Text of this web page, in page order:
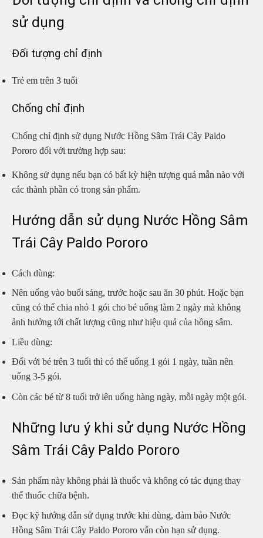
sử dụng
Đối tượng chỉ định
Trẻ em trên 3 tuổi
Chống chỉ định
Chống chỉ định sử dụng Nước Hồng Sâm Trái Cây Paldo
Pororo đối với trường hợp sau:
Không sử dụng nếu bạn có bất kỳ hiện tượng quá mẫn nào với
các thành phần có trong sản phẩm.
Hướng dẫn sử dụng Nước Hồng Sâm
Trái Cây Paldo Pororo
Cách dùng:
Nên uống vào buổi sáng, trước hoặc sau ăn 30 phút. Hoặc bạn
cũng có thể chia nhỏ 1 gói cho bé uống làm 2 ngày mà không
ảnh hưởng tới chất lượng cũng như hiệu quả của hồng sâm.
Liều dùng:
Đối với bé trên 3 tuổi thì có thể uống 1 gói 1 ngày, tuần nên
uống 3-5 gói.
Còn các bé từ 8 tuổi trở lên uống hàng ngày, mỗi ngày một gói.
Những lưu ý khi sử dụng Nước Hồng
Sâm Trái Cây Paldo Pororo
Sản phẩm này không phải là thuốc và không có tác dụng thay
thế thuốc chữa bệnh.
Đọc kỹ hướng dẫn sử dụng trước khi dùng, đảm bảo Nước
Hồng Sâm Trái Cây Paldo Pororo vẫn còn hạn sử dụng.